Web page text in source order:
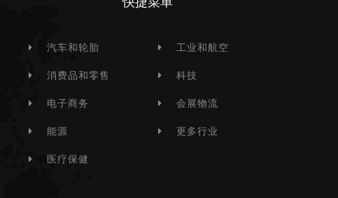
汽车和轮胎
消费品和零售
电子商务
能源
医疗保健
工业和航空
科技
会展物流
更多行业